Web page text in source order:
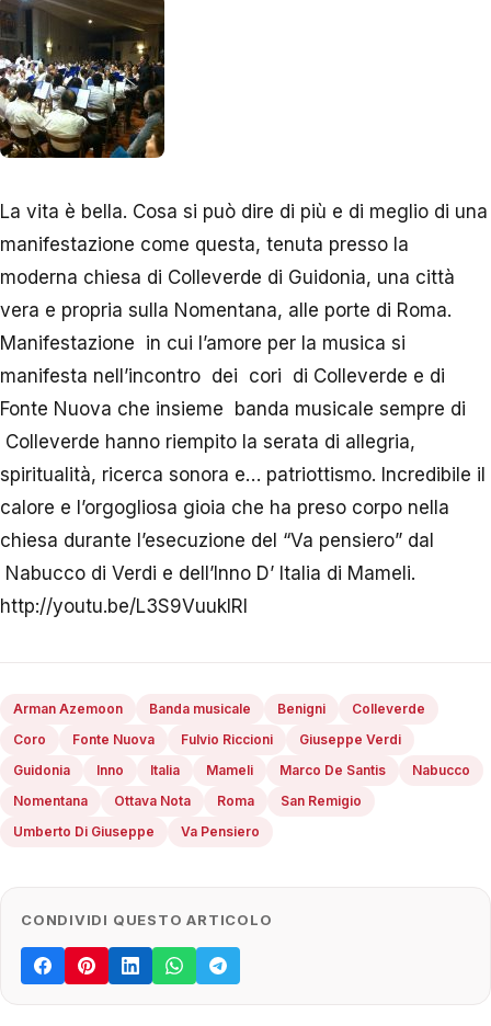
La vita è bella. Cosa si può dire di più e di meglio di una
manifestazione come questa, tenuta presso la
moderna chiesa di Colleverde di Guidonia, una città
vera e propria sulla Nomentana, alle porte di Roma.
Manifestazione in cui l’amore per la musica si
manifesta nell’incontro dei cori di Colleverde e di
Fonte Nuova che insieme banda musicale sempre di
Colleverde hanno riempito la serata di allegria,
spiritualità, ricerca sonora e… patriottismo. Incredibile il
calore e l’orgogliosa gioia che ha preso corpo nella
chiesa durante l’esecuzione del “Va pensiero” dal
Nabucco di Verdi e dell’Inno D’ Italia di Mameli.
http://youtu.be/L3S9VuukIRI
Arman Azemoon Banda musicale Benigni
Colleverde
Coro
Fonte Nuova Fulvio Riccioni
Giuseppe Verdi
Guidonia
Inno Italia Mameli Marco De Santis
Nabucco
Nomentana
Ottava Nota Roma
San Remigio
Umberto Di Giuseppe
Va Pensiero
CONDIVIDI QUESTO ARTICOLO